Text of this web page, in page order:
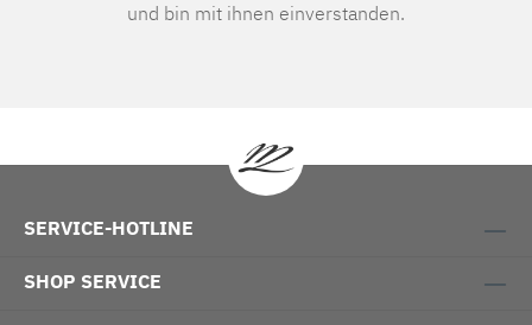
und bin mit ihnen einverstanden.
SERVICE-HOTLINE
SHOP SERVICE